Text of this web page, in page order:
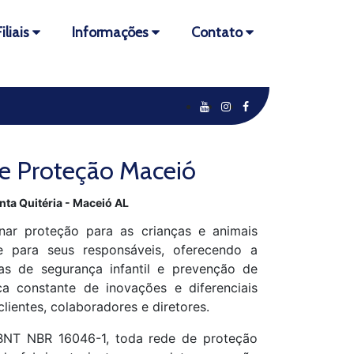
Informações Contato
Proteção Maceió
Quitéria - Maceió AL
proteção para as crianças e animais
para seus responsáveis, oferecendo a
de segurança infantil e prevenção de
constante de inovações e diferenciais
colaboradores e diretores.
NBR 16046-1, toda rede de proteção